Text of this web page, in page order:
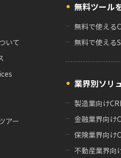
いて
アー
無料ツール
無料で使える
無料で使える
業界別ソリ
製造業向け
金融業界向け
保険業界向け
不動産業界向